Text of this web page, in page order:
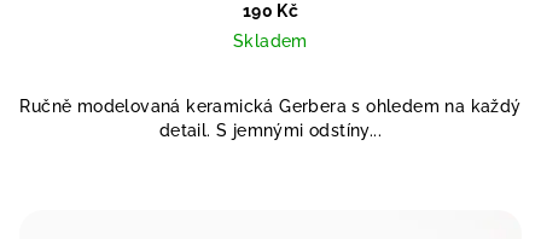
190 Kč
Skladem
Ručně modelovaná keramická Gerbera s ohledem na každý
detail. S jemnými odstíny...